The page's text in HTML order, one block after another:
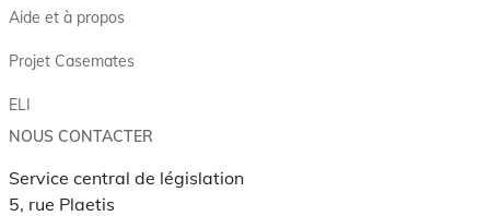
Aide et à propos
Projet Casemates
ELI
NOUS CONTACTER
Service central de législation
5, rue Plaetis